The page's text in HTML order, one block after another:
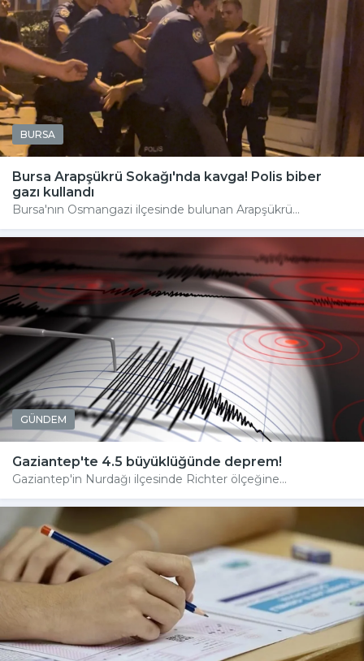
BURSA
Bursa Arapşükrü Sokağı'nda kavga! Polis biber
gazı kullandı
Bursa'nın Osmangazi ilçesinde bulunan Arapşükrü...
GÜNDEM
Gaziantep'te 4.5 büyüklüğünde deprem!
Gaziantep'in Nurdağı ilçesinde Richter ölçeğine...